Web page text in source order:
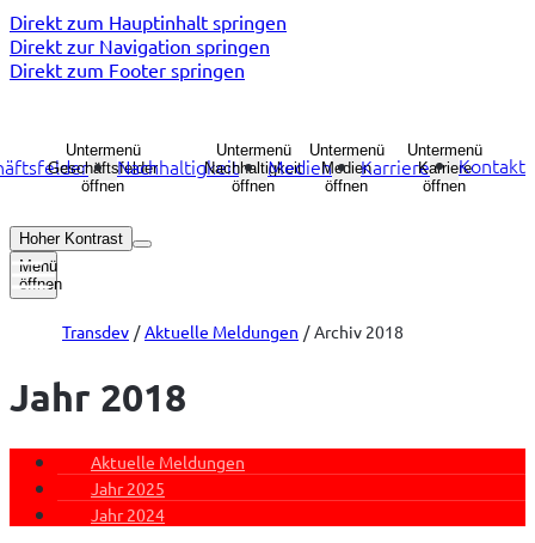
Direkt zum Hauptinhalt springen
Direkt zur Navigation springen
Direkt zum Footer springen
Untermenü
Geschäftsfelder
öffnen
Nachhaltigkeit
Untermenü
Nachhaltigkeit
öffnen
Medien
Untermenü
Medien
öffnen
Karriere
Untermenü
Karriere
öffnen
Kontakt
Hoher Kontrast
Menü
öffnen
Transdev Aktuelle Meldungen Archiv 2018
Jahr 2018
Aktuelle Meldungen
Jahr 2025
Jahr 2024